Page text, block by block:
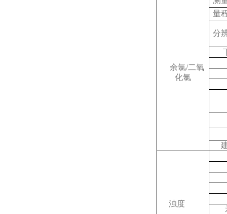
余氯/二氧
化氯
量
分
浊度